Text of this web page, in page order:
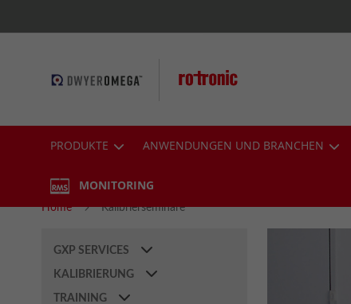
to
PRODUKTE ANWENDUNGEN UND BRANCHEN
MONITORING
Home Kalibrierseminare
GXP SERVICES
KALIBRIERUNG
TRAINING